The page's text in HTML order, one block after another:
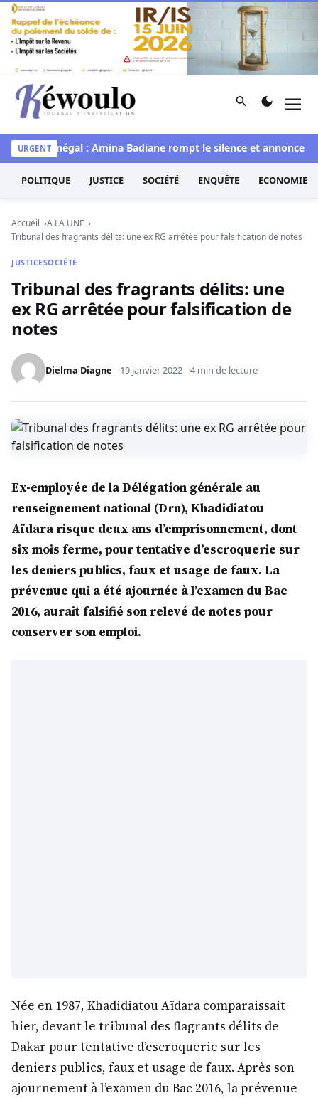
Aller au contenu
Kéwoulo, le premier site d'information et d'investigation
Rechercher
URGENT
Miss Sénégal : Amina Badiane rompt le silence et annonce
POLITIQUE JUSTICE SOCIÉTÉ ENQUÊTE ECONOMIE
Accueil
A LA UNE
Tribunal des fragrants délits: une ex RG arrêtée pour falsification de notes
JUSTICESOCIÉTÉ
Tribunal des fragrants délits: une
ex RG arrêtée pour falsification de
notes
Dielma Diagne 19 janvier 2022 4 min de lecture
Ex-employée de la Délégation générale au
renseignement national (Drn), Khadidiatou
Aïdara risque deux ans d’emprisonnement, dont
six mois ferme, pour tentative d’escroquerie sur
les deniers publics, faux et usage de faux. La
prévenue qui a été ajournée à l’examen du Bac
2016, aurait falsifié son relevé de notes pour
conserver son emploi.
Née en 1987, Khadidiatou Aïdara comparaissait
hier, devant le tribunal des flagrants délits de
Dakar pour tentative d’escroquerie sur les
deniers publics, faux et usage de faux. Après son
ajournement à l’examen du Bac 2016, la prévenue